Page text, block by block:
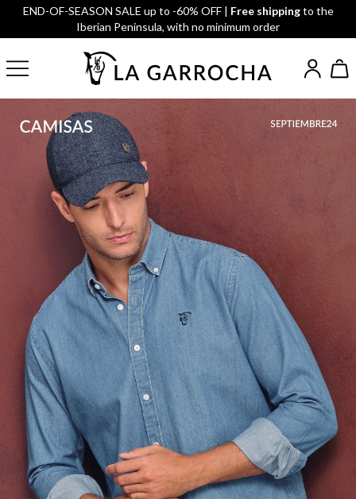
END-OF-SEASON SALE up to -60% OFF | Free shippingto the
Iberian Peninsula, with no minimum order